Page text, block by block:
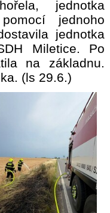
jednotka
jednoho
jednotka
Miletice. Po
na základnu.
(ls 29.6.)